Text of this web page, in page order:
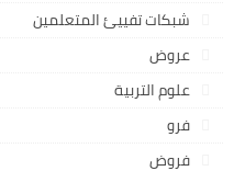
شبكات تفييئ المتعلمين
عروض
علوم التربية
فرو
فروض